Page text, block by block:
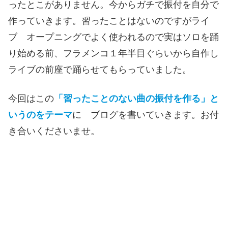
ったとこがありません。今からガチで振付を自分で
作っていきます。習ったことはないのですがライ
ブ オープニングでよく使われるので実はソロを踊
り始める前、フラメンコ１年半目ぐらいから自作し
ライブの前座で踊らせてもらっていました。
今回はこの 「習ったことのない曲の振付を作る」と
いうのをテーマに ブログを書いていきます。お付
き合いくださいませ。